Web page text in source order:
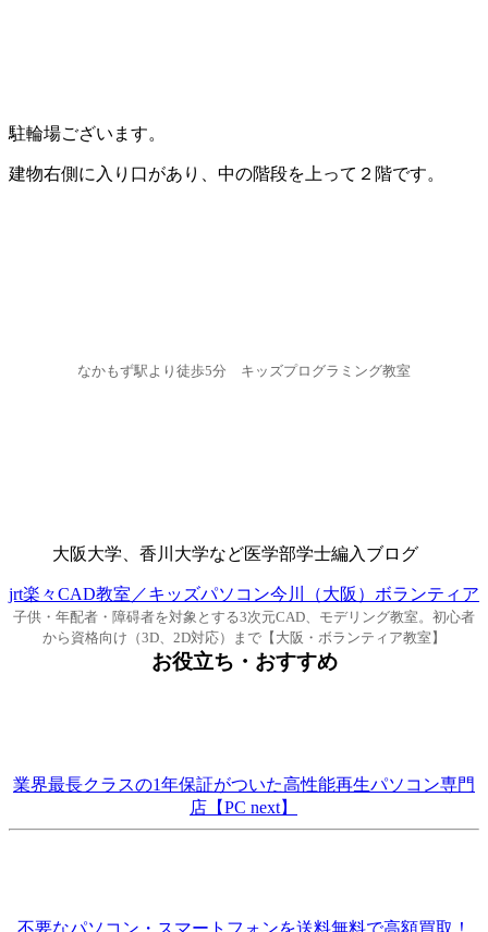
駐輪場ございます。
建物右側に入り口があり、中の階段を上って２階です。
なかもず駅より徒歩5分 キッズプログラミング教室
大阪大学、香川大学など医学部学士編入ブログ
jrt楽々CAD教室／キッズパソコン今川（大阪）ボランティア
子供・年配者・障碍者を対象とする3次元CAD、モデリング教室。初心者
から資格向け（3D、2D対応）まで【大阪・ボランティア教室】
お役立ち・おすすめ
業界最長クラスの1年保証がついた高性能再生パソコン専門
店【PC next】